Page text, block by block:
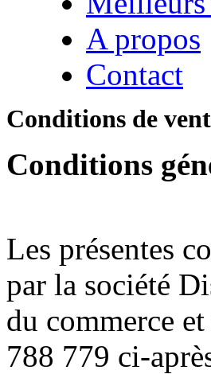
A propos
Contact
Conditions de
Conditions
Les présentes
par la société
du commerce
788 779 ci-